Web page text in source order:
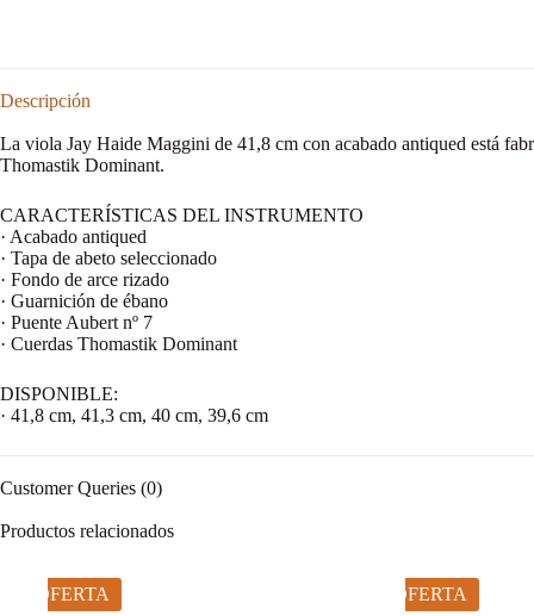
Descripción
La viola Jay Haide Maggini de 41,8 cm con acabado antiqued está
Thomastik Dominant.
CARACTERÍSTICAS DEL INSTRUMENTO
· Acabado antiqued
· Tapa de abeto seleccionado
· Fondo de arce rizado
· Guarnición de ébano
· Puente Aubert nº 7
· Cuerdas Thomastik Dominant
DISPONIBLE:
· 41,8 cm, 41,3 cm, 40 cm, 39,6 cm
Customer Queries (0)
Productos relacionados
OFERTA OFERTA